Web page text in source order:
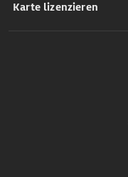
Karte lizenzieren